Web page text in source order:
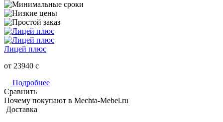
Лицей плюс
от 23940 c
Подробнее
Сравнить
Почему покупают в Mechta-Mebel.ru
Доставка